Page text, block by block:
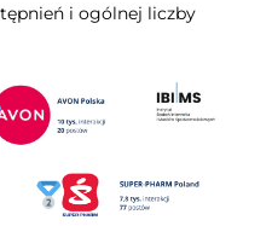
i ogólnej liczby